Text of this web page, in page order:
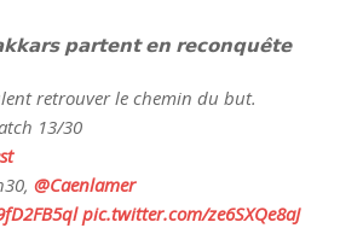
𝗽𝗮𝗿𝘁𝗲𝗻𝘁 𝗲𝗻 𝗿𝗲𝗰𝗼𝗻𝗾𝘂𝗲̂𝘁𝗲
retrouver le chemin du but.
13/30
@Caenlamer
pic.twitter.com/ze6SXQe8aJ